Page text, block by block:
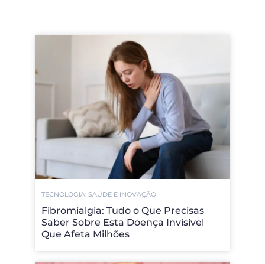
TECNOLOGIA: SAÚDE E INOVAÇÃO
Fibromialgia: Tudo o Que Precisas
Saber Sobre Esta Doença Invisível
Que Afeta Milhões